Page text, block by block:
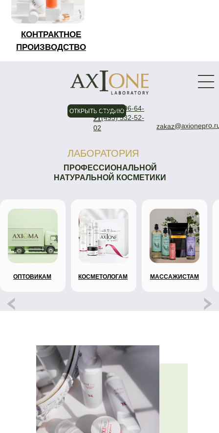
КОНТРАКТНОЕ
ПРОИЗВОДСТВО
ОТКРЫТЬ СТУДИЮ
ЛАБОРАТОРИЯ
ПРОФЕССИОНАЛЬНОЙ
НАТУРАЛЬНОЙ КОСМЕТИКИ
+7(925) 096-64-
21
+7(495) 532-52-
02
ОПТОВИКАМ КОСМЕТОЛОГАМ МАССАЖИСТАМ